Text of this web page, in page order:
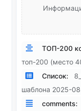
ТОП-200
топ-200 (место
Список:
шаблона 2025-
comments: